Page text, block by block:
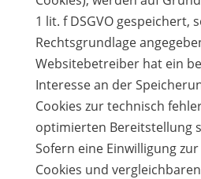
1 lit. f DSGVO gespeichert,
Rechtsgrundlage
Websitebetreiber hat ein
Interesse an der
Cookies zur technisch
optimierten Bereitstellung
Sofern eine Einwilligung
Cookies und vergleichbaren